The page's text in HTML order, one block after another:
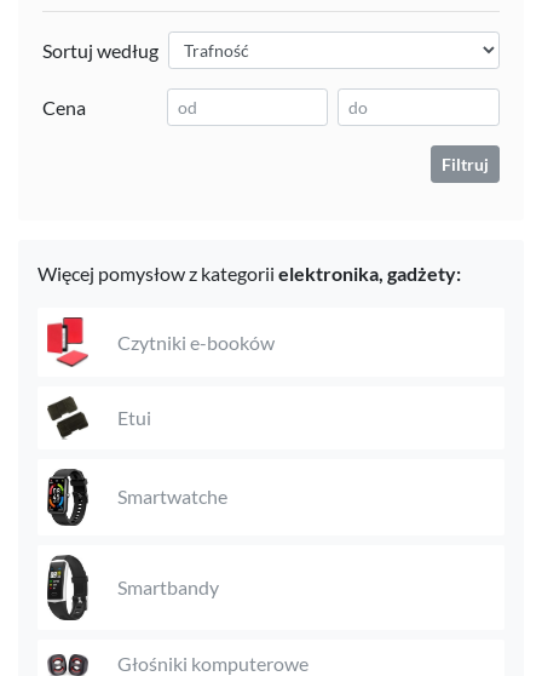
Sortuj według
Cena
Filtruj
Więcej pomysłow z kategorii elektronika, gadżety:
Czytniki e-booków
Etui
Smartwatche
Smartbandy
Głośniki komputerowe